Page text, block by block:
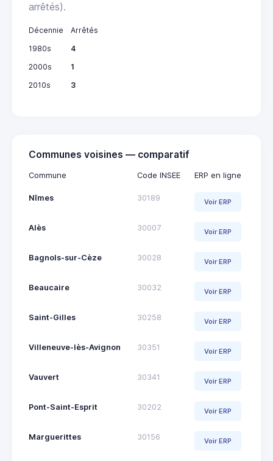
arrêtés).
Décennie
Arrêtés
1980s
4
2000s
1
2010s
3
Communes voisines — comparatif
Commune Code INSEE ERP en ligne
Nîmes 30189 Voir ERP
Alès 30007 Voir ERP
Bagnols-sur-Cèze 30028 Voir ERP
Beaucaire 30032 Voir ERP
Saint-Gilles 30258 Voir ERP
Villeneuve-lès-Avignon 30351 Voir ERP
Vauvert 30341 Voir ERP
Pont-Saint-Esprit 30202 Voir ERP
Marguerittes 30156 Voir ERP